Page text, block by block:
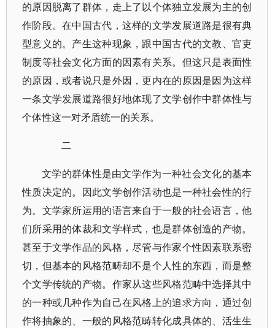
的原因脱离了群体，走上了以个体独立发展为主的创
作阶段。在中国古代，这样的文学发展道路是很有典
型意义的。产生这种现象，跟中国古代的文教、官吏
制度等社会文化方面的因素有关系。但这只是表面性
的原因，或者说只是外因，更内在的原因是因为这样
一条文学发展道路很好地体现了文学创作中群体性与
个体性这一对矛盾统一的关系。
二
文学的群体性是由文学作为一种社会文化的基本
性质决定的。因此文学创作活动也是一种社会性的行
为。文学家所运用的语言来自于一般的社会语言，他
们所采用的体裁和文学样式，也是群体创造的产物。
甚至于文学作品的风格，尽管与作家个性因素联系密
切，但基本的风格范畴却不是个人性的东西，而是整
个文学传统的产物。作家从这些风格范畴中选择其中
的一种或几种作为自己在风格上的追求方向，通过创
作将抽象的、一般的风格范畴转化成具体的、活生生